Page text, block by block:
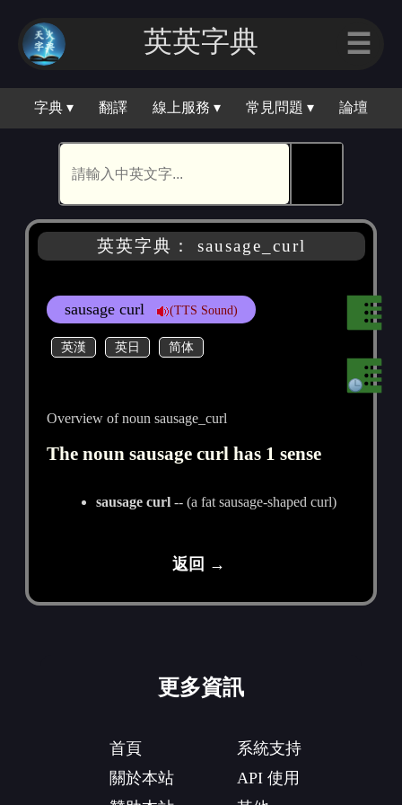
英英字典 ☰
字典 ▾ 翻譯 線上服務 ▾ 常見問題 ▾ 論壇
英英字典： sausage_curl
sausage curl (TTS Sound)
英漢 英日 简体
Overview of noun sausage_curl
The noun sausage curl has 1 sense
sausage curl -- (a fat sausage-shaped curl)
返回 →
更多資訊
首頁
關於本站
系統支持
API 使用